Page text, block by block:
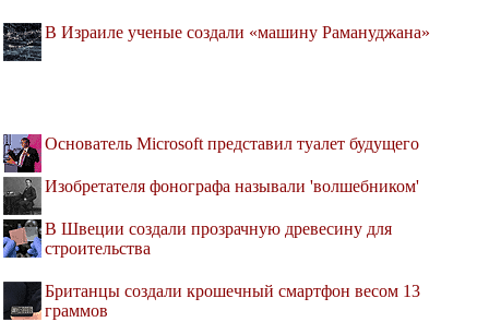
В Израиле ученые создали «машину Рамануджана»
Основатель Microsoft представил туалет будущего
Изобретателя фонографа называли 'волшебником'
В Швеции создали прозрачную древесину для
строительства
Британцы создали крошечный смартфон весом 13
граммов